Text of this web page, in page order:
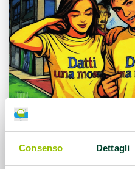
Consenso Dettagli
“Datti una